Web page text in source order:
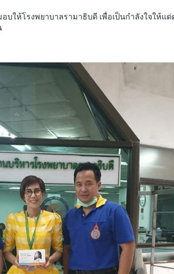
ให้โรงพยาบาลรามาธิบดี เพื่อเป็นกำลังใจให้แ